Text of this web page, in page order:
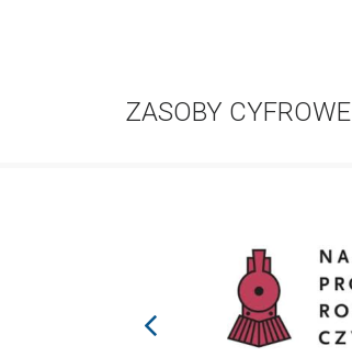
ZASOBY CYFROWE
prev